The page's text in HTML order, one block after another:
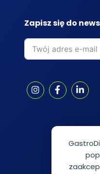
Zapisz się do